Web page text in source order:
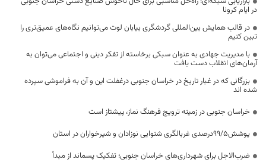
در ایام کرونا
در قالب همایش بین‌المللی گردشگری بیابان لوت می‌توانیم نگاه‌های عمیق‌تری را
تبین کنیم
با مدیریت جهادی به عنوان سبکی برخاسته از تفکر دینی و اجتماعی می‌توان به
آرمان‌های انقلاب دست یافت
بزرگانی که در غبار تاریخ در خراسان جنوبی درغفلت این و آن به فراموشی سپرده
شده اند
خراسان جنوبی در زمینه ترویج فرهنگ نماز، پیشتاز است
پوشش99/5درصدی غربالگری شنوایی نوزادان و شیرخواران در استان
ضرب‌الاجل برای شهرداری‌های خراسان جنوبی؛ تفکیک پسماند از مبدأ